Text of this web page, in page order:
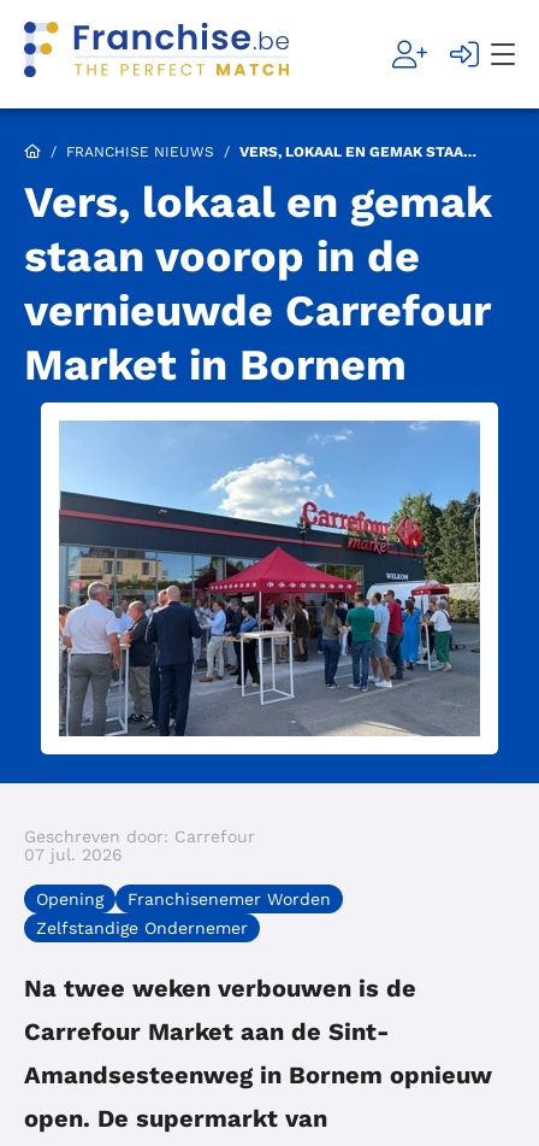
/ FRANCHISE NIEUWS / VERS, LOKAAL EN GEMAK STAAN VOOROP IN DE VERNIEUWDE CARREFOUR MARKET IN BORNEM
Vers, lokaal en gemak
staan voorop in de
vernieuwde Carrefour
Market in Bornem
Geschreven door: Carrefour
07 jul. 2026
Opening
Franchisenemer Worden
Zelfstandige Ondernemer
Na twee weken verbouwen is de
Carrefour Market aan de Sint-
Amandsesteenweg in Bornem opnieuw
open. De supermarkt van